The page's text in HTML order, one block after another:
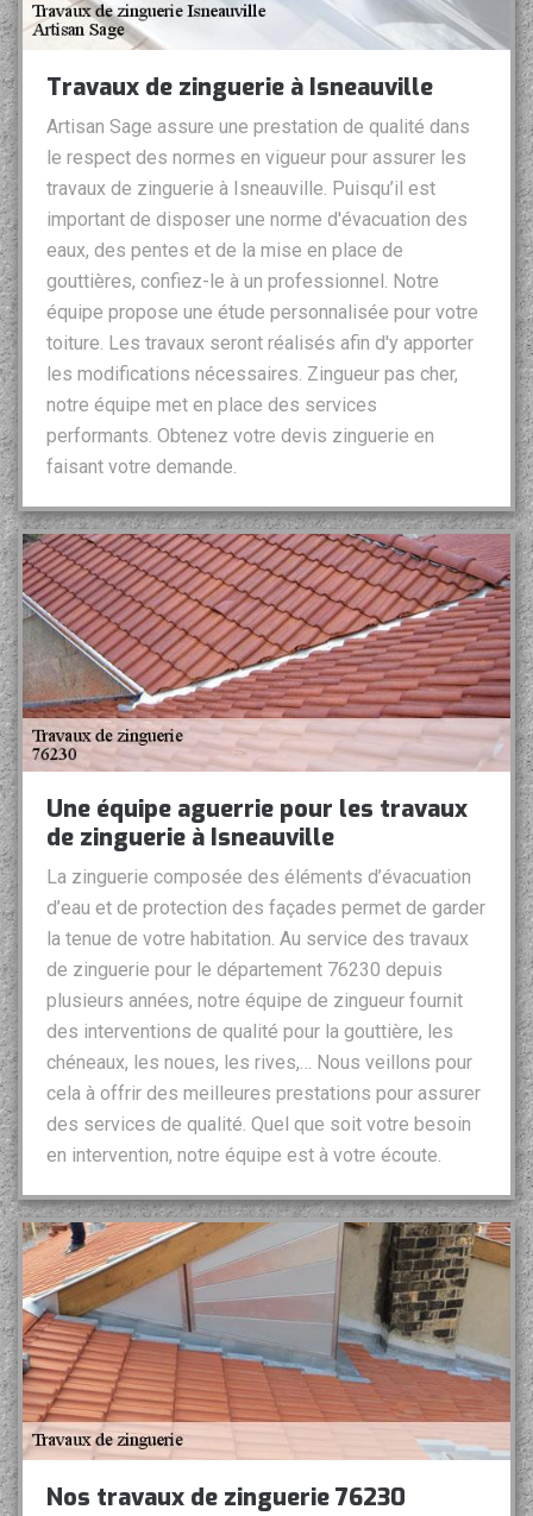
Travaux de zinguerie à Isneauville
Artisan Sage assure une prestation de qualité dans
le respect des normes en vigueur pour assurer les
travaux de zinguerie à Isneauville. Puisqu’il est
important de disposer une norme d'évacuation des
eaux, des pentes et de la mise en place de
gouttières, confiez-le à un professionnel. Notre
équipe propose une étude personnalisée pour votre
toiture. Les travaux seront réalisés afin d'y apporter
les modifications nécessaires. Zingueur pas cher,
notre équipe met en place des services
performants. Obtenez votre devis zinguerie en
faisant votre demande.
Une équipe aguerrie pour les travaux
de zinguerie à Isneauville
La zinguerie composée des éléments d’évacuation
d’eau et de protection des façades permet de garder
la tenue de votre habitation. Au service des travaux
de zinguerie pour le département 76230 depuis
plusieurs années, notre équipe de zingueur fournit
des interventions de qualité pour la gouttière, les
chéneaux, les noues, les rives,… Nous veillons pour
cela à offrir des meilleures prestations pour assurer
des services de qualité. Quel que soit votre besoin
en intervention, notre équipe est à votre écoute.
Nos travaux de zinguerie 76230